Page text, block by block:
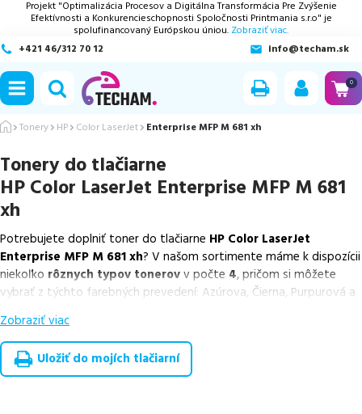
Projekt "Optimalizácia Procesov a Digitálna Transformácia Pre Zvýšenie
Efektívnosti a Konkurencieschopnosti Spoločnosti Printmania s.r.o" je
spolufinancovaný Európskou úniou. Zobraziť viac.
+421 46/312 70 12
info@techam.sk
0
Tonery HP Color LaserJet Enterprise MFP M 681 xh
Tonery do tlačiarne
HP Color LaserJet Enterprise MFP M 681
xh
Potrebujete doplniť toner do tlačiarne HP Color LaserJet
Enterprise MFP M 681 xh? V našom sortimente máme k dispozícii
niekoľko rôznych typov tonerovv počte 4, pričom si môžete
vybrať z týchto farebných prevedení: Azúrova, Čierna, Purpurová a
Z uvedeného množstva dostupných náplní
náplnev počte 4ks.
Zobraziť viac
Uložiť do mojích tlačiarní